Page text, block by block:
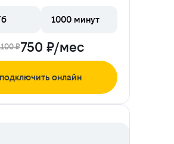
1000 минут
₽750 ₽/мес
подключить онлайн